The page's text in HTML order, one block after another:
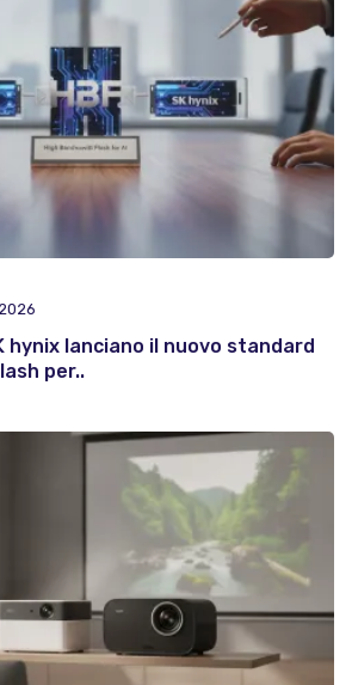
hynix lanciano il nuovo standard
per..